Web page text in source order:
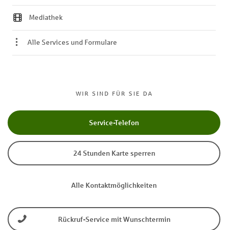
WIR SIND FÜR SIE DA
Service-Telefon
24 Stunden Karte sperren
Alle Kontaktmöglichkeiten
Rückruf-Service mit Wunschtermin
Mediathek
Alle Services und Formulare